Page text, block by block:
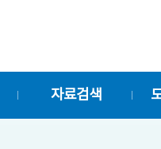
자료검색